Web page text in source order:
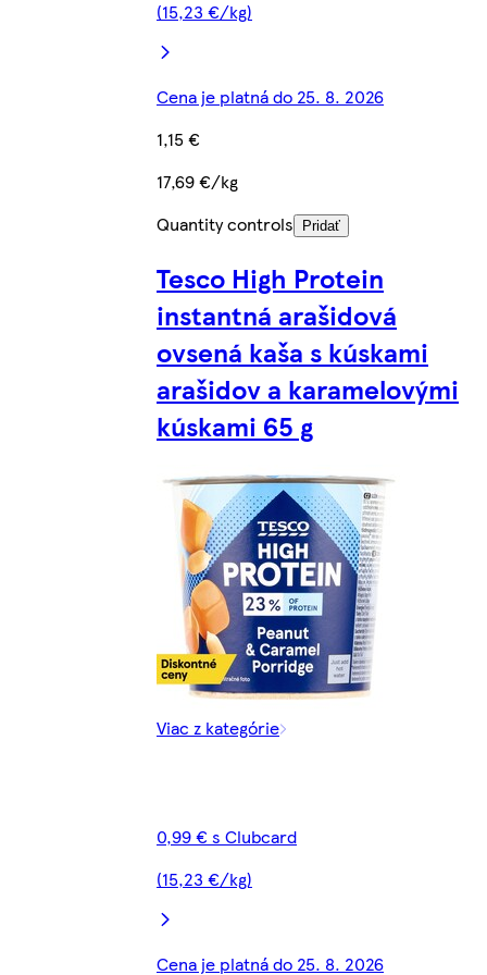
(15,23 €/kg)
Cena je platná do 25. 8. 2026
1,15 €
17,69 €/kg
Quantity controls
Pridať
Tesco High Protein
instantná arašidová
ovsená kaša s kúskami
arašidov a karamelovými
kúskami 65 g
Viac z kategórie
0,99 € s Clubcard
(15,23 €/kg)
Cena je platná do 25. 8. 2026